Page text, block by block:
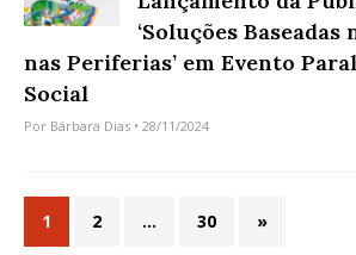
‘Soluções Baseadas
nas Periferias’ em Evento
Social
Por Bárbara Dias • 28/11/2024
1 2 … 30 »